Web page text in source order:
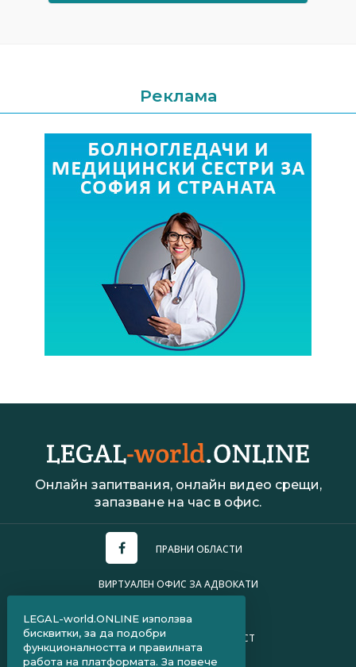
Реклама
Онлайн запитвания, онлайн видео срещи,
запазване на час в офис.
ПРАВНИ ОБЛАСТИ
ВИРТУАЛЕН ОФИС ЗА АДВОКАТИ
ПОЛИТИКА ЗА ПОВЕРИТЕЛНОСТ
LEGAL-world.ONLINE използва
бисквитки, за да подобри
функционалността и правилната
работа на платформата. За повече